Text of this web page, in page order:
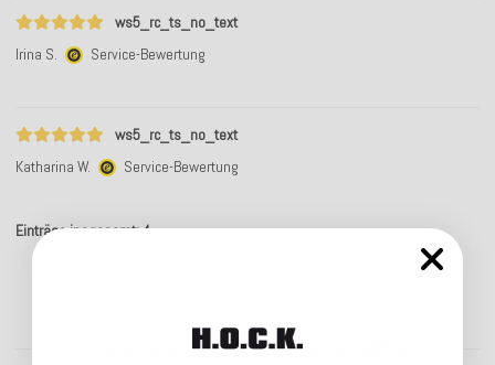
ws5_rc_ts_no_text
Irina S.
Service-Bewertung
ws5_rc_ts_no_text
Katharina W.
Service-Bewertung
Einträge insgesamt: 4
Kunden kauften dazu folgende Artikel: